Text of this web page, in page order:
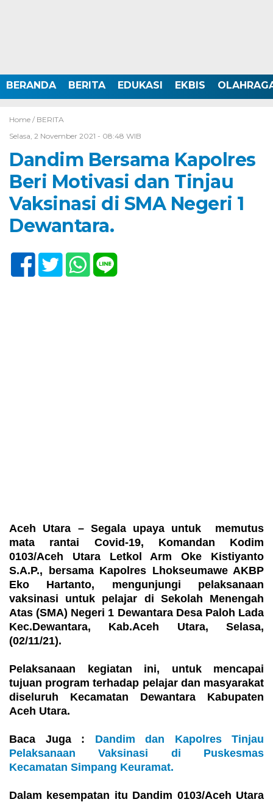
BERANDA BERITA EDUKASI EKBIS
Home / BERITA
Selasa, 2 November 2021 - 08:48 WIB
Dandim Bersama Kapolres
Beri Motivasi dan Tinjau
Vaksinasi di SMA Negeri 1
Dewantara.
Aceh Utara – Segala upaya untuk memutus
mata rantai Covid-19, Komandan Kodim
0103/Aceh Utara Letkol Arm Oke Kistiyanto
S.A.P., bersama Kapolres Lhokseumawe AKBP
Eko Hartanto, mengunjungi pelaksanaan
vaksinasi untuk pelajar di Sekolah Menengah
Atas (SMA) Negeri 1 Dewantara Desa Paloh Lada
Kec.Dewantara, Kab.Aceh Utara, Selasa,
(02/11/21).
Pelaksanaan kegiatan ini, untuk mencapai
tujuan program terhadap pelajar dan masyarakat
diseluruh Kecamatan Dewantara Kabupaten
Aceh Utara.
Baca Juga : Dandim dan Kapolres Tinjau
Pelaksanaan Vaksinasi di Puskesmas
Kecamatan Simpang Keuramat.
Dalam kesempatan itu Dandim 0103/Aceh Utara